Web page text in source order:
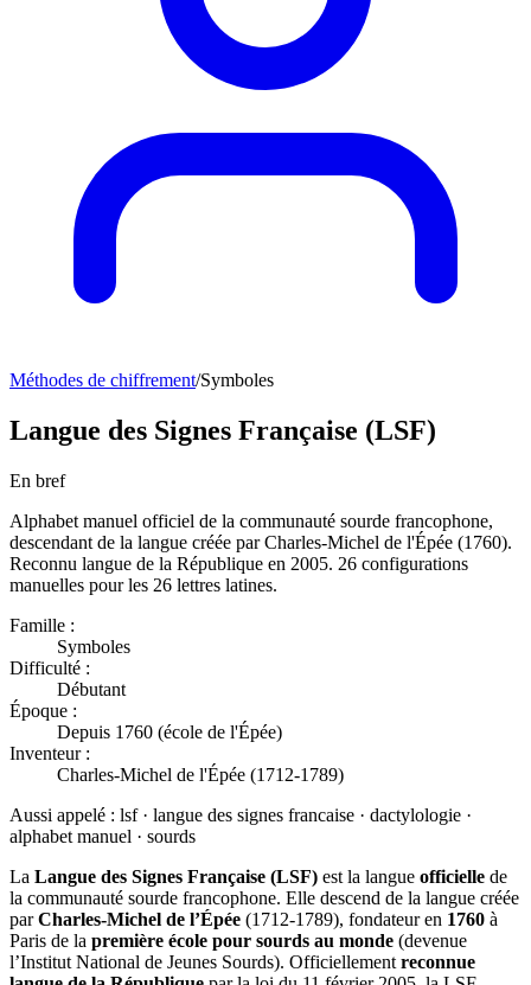
Méthodes de chiffrement/Symboles
Langue des Signes Française (LSF)
En bref
Alphabet manuel officiel de la communauté sourde francophone,
descendant de la langue créée par Charles-Michel de l'Épée (1760).
Reconnu langue de la République en 2005. 26 configurations
manuelles pour les 26 lettres latines.
Famille :
Symboles
Difficulté :
Débutant
Époque :
Depuis 1760 (école de l'Épée)
Inventeur :
Charles-Michel de l'Épée (1712-1789)
Aussi appelé : lsf · langue des signes francaise · dactylologie ·
alphabet manuel · sourds
La Langue des Signes Française (LSF) est la langue officielle de
la communauté sourde francophone. Elle descend de la langue créée
parCharles-Michel de l’Épée (1712-1789), fondateur en 1760 à
Paris de la première école pour sourds au monde (devenue
l’Institut National de Jeunes Sourds). Officiellement reconnue